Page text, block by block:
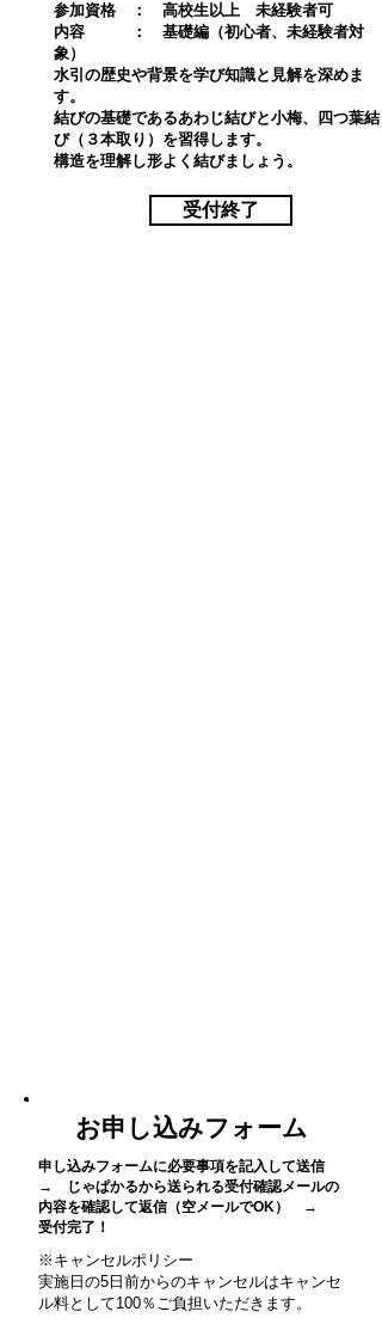
参加資格 ： 高校生以上 未経験者可
​内容 ： 基礎編（初心者、未経験者対
象）
水引の歴史や背景を学び知識と見解を深めま
す。
結びの基礎であるあわじ結びと小梅、四つ葉結
び（３本取り）を習得します。
​構造を理解し形よく結びましょう。
受付終了
お申し込みフォーム
申し込みフォームに必要事項を記入して送信
→ じゃぱかるから送られる受付確認メールの
内容を確認して返信（空メールでOK） →
受付完了！
※キャンセルポリシー
実施日の5日前からのキャンセルはキャンセ
ル料として100％ご負担いただきます。